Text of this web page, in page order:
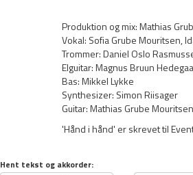
Produktion og mix: Mathias
Vokal: Sofia Grube Mouritsen,
Trommer: Daniel Oslo
Elguitar: Magnus Bruun
Bas: Mikkel Lykke
Synthesizer: Simon Riisager
Guitar: Mathias Grube Mouritsen
'Hånd i hånd' er skrevet til
Hent tekst og akkorder: